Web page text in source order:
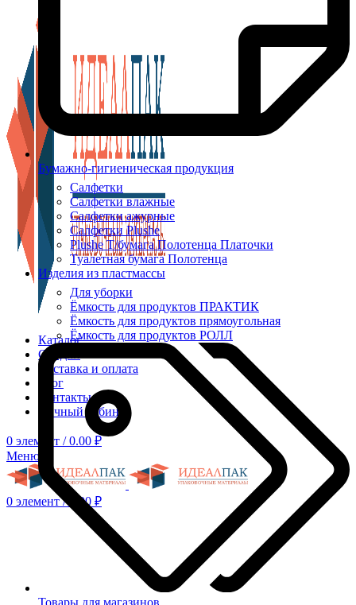
Каталог
Скидки
Доставка и оплата
Блог
Контакты
Личный кабинет
0 элемент / 0.00 ₽
Меню
0 элемент / 0.00 ₽
Бумажно-гигиеническая продукция
Салфетки
Салфетки влажные
Салфетки ажурные
Салфетки Plushe
Plushe Т/бумага Полотенца Платочки
Туалетная бумага Полотенца
Изделия из пластмассы
Для уборки
Ёмкость для продуктов ПРАКТИК
Ёмкость для продуктов прямоугольная
Ёмкость для продуктов РОЛЛ
Товары для магазинов